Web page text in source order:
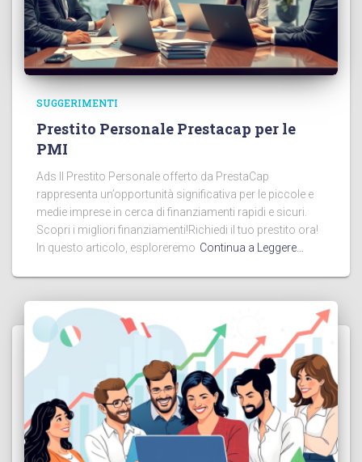
SUGGERIMENTI
Prestito Personale Prestacap per le
PMI
Ads Il Prestito Personale offerto da PrestaCap
rappresenta un’opportunità significativa per le piccole e
medie imprese in cerca di finanziamenti rapidi e sicuri.
Scopri i migliori finanziamenti!Richiedi il tuo prestito ora!
In questo articolo, esploreremo Continua a Leggere…